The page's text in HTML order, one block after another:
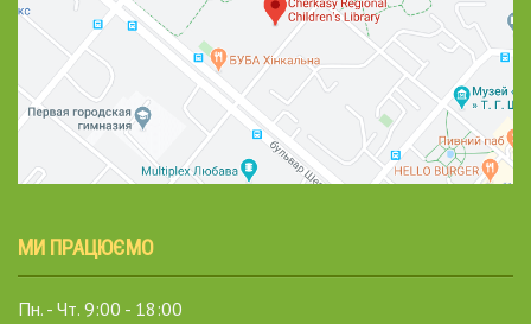
МИ ПРАЦЮЄМО
Пн. - Чт. 9:00 - 18:00